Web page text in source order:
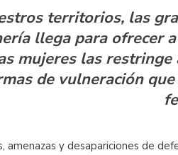
territorios, las
llega para ofrecer
mujeres las
de vulneración
amenazas y desapariciones de